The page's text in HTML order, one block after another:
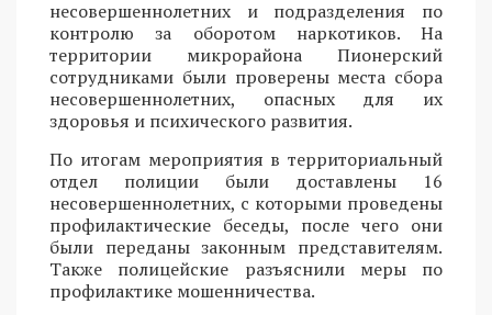
несовершеннолетних и подразделения по
контролю за оборотом наркотиков. На
территории микрорайона Пионерский
сотрудниками были проверены места сбора
несовершеннолетних, опасных для их
здоровья и психического развития.
По итогам мероприятия в территориальный
отдел полиции были доставлены 16
несовершеннолетних, с которыми проведены
профилактические беседы, после чего они
были переданы законным представителям.
Также полицейские разъяснили меры по
профилактике мошенничества.